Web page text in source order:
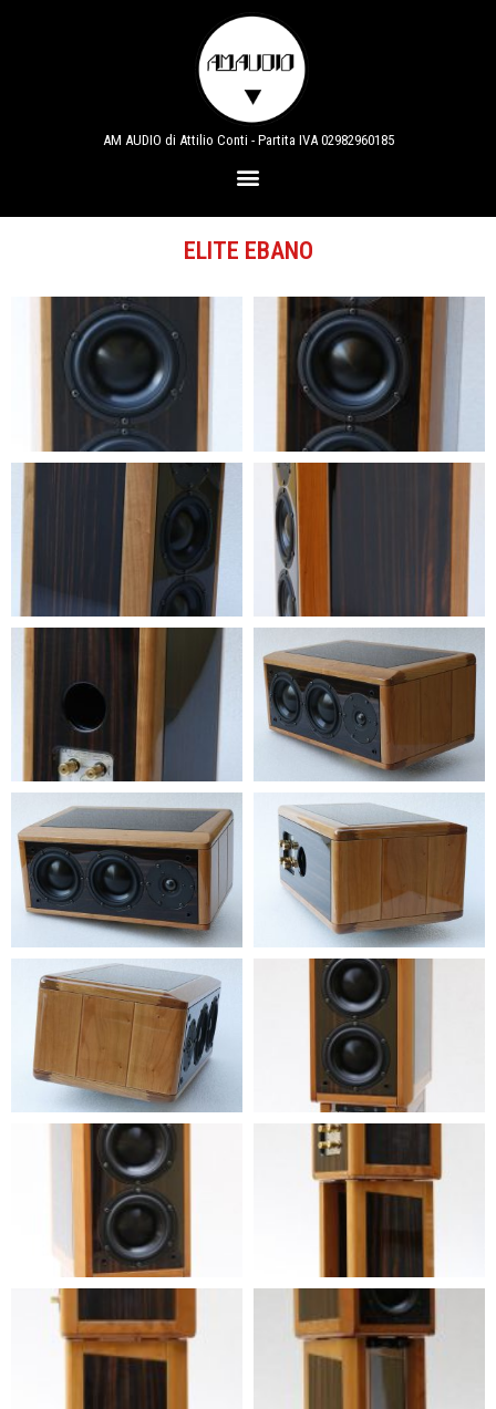
AM AUDIO di Attilio Conti - Partita IVA 02982960185
ELITE EBANO